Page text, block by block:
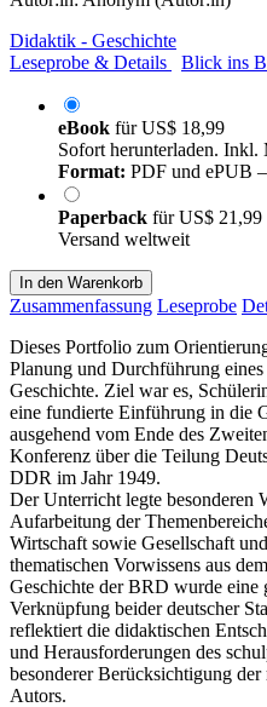
Didaktik - Geschichte
Leseprobe & Details
Blick ins
eBook fürUS$ 18,99
Sofort herunterladen. Inkl.
Format: PDF und ePUB
Paperback fürUS$ 21,99
Versand weltweit
In den Warenkorb
Zusammenfassung Leseprobe
Dieses Portfolio zum
Planung und Durchführung
Geschichte. Ziel war es,
eine fundierte Einführung in die
ausgehend vom Ende des
Konferenz über die Teilung
DDR im Jahr 1949.
Der Unterricht legte besonderen
Aufarbeitung der
Wirtschaft sowie Gesellschaft
thematischen Vorwissens aus
Geschichte der BRD wurde eine
Verknüpfung beider deutscher
reflektiert die didaktischen
und Herausforderungen des
besonderer Berücksichtigung
Autors.